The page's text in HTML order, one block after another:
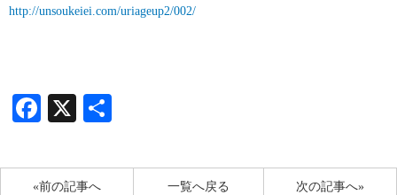
http://unsoukeiei.com/uriageup2/002/
Facebook
X
«前の記事へ 次の記事へ»
一覧へ戻る